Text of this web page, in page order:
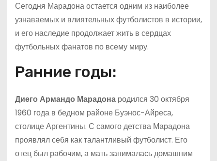
Сегодня Марадона остается одним из наиболее
узнаваемых и влиятельных футболистов в истории,
и его наследие продолжает жить в сердцах
футбольных фанатов по всему миру.
Ранние годы:
Диего Армандо Марадона родился 30 октября
1960 года в бедном районе Буэнос-Айреса,
столице Аргентины. С самого детства Марадона
проявлял себя как талантливый футболист. Его
отец был рабочим, а мать занималась домашним